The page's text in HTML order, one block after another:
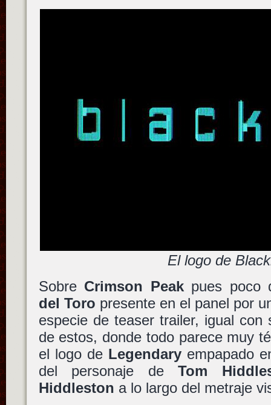
El logo de
Sobre Crimson Peakpues poco
del Toro presente en el panel por
especie de teaser trailer, igual
de estos, donde todo parece muy
el logo de Legendaryempapado
del personaje deTom
Hiddleston a lo largo del metraje